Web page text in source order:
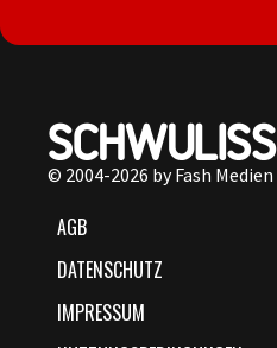
© 2004-2026 by Fash
AGB
DATENSCHUTZ
IMPRESSUM